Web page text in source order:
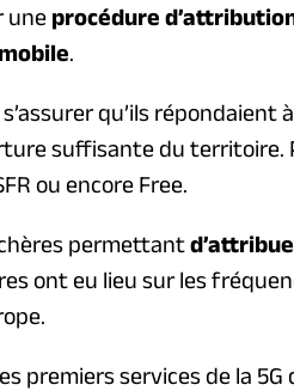
une procédure
.
qu’ils répondaient
suffisante du territoire.
ou encore Free.
permettant
ont eu lieu sur les
premiers services de la 5G